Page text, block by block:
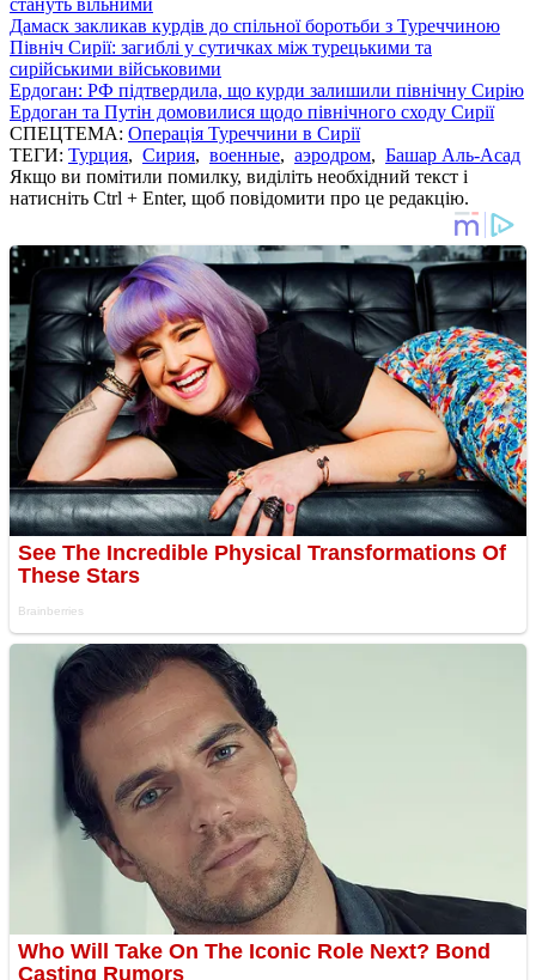
Дамаск закликав курдів до спільної боротьби з Туреччиною
Північ Сирії: загиблі у сутичках між турецькими та
сирійськими військовими
Ердоган: РФ підтвердила, що курди залишили північну Сирію
Ердоган та Путін домовилися щодо північного сходу Сирії
СПЕЦТЕМА: Операція Туреччини в Сирії
ТЕГИ: Турция, Сирия, военные, аэродром, Башар Аль-Асад
Якщо ви помітили помилку, виділіть необхідний текст і
натисніть Ctrl + Enter, щоб повідомити про це редакцію.